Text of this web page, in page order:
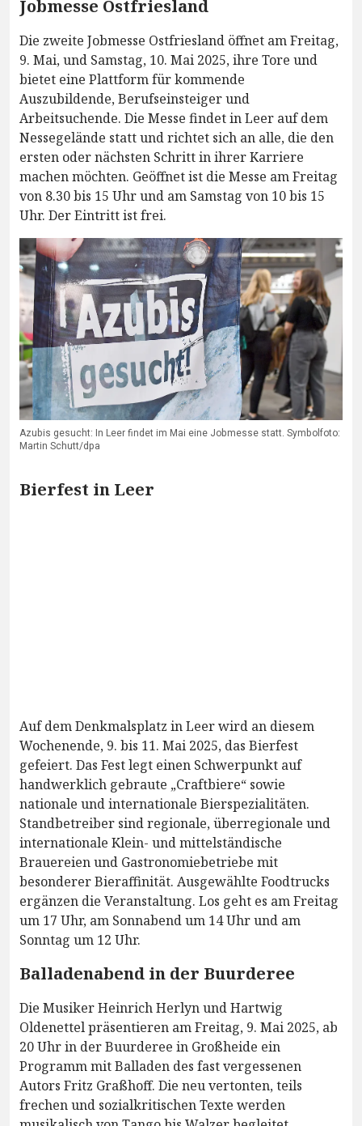
Jobmesse Ostfriesland
Die zweite Jobmesse Ostfriesland öffnet am Freitag,
9. Mai, und Samstag, 10. Mai 2025, ihre Tore und
bietet eine Plattform für kommende
Auszubildende, Berufseinsteiger und
Arbeitsuchende. Die Messe findet in Leer auf dem
Nessegelände statt und richtet sich an alle, die den
ersten oder nächsten Schritt in ihrer Karriere
machen möchten. Geöffnet ist die Messe am Freitag
von 8.30 bis 15 Uhr und am Samstag von 10 bis 15
Uhr. Der Eintritt ist frei.
Azubis gesucht: In Leer findet im Mai eine Jobmesse statt. Symbolfoto:
Martin Schutt/dpa
Bierfest in Leer
Auf dem Denkmalsplatz in Leer wird an diesem
Wochenende, 9. bis 11. Mai 2025, das Bierfest
gefeiert. Das Fest legt einen Schwerpunkt auf
handwerklich gebraute „Craftbiere“ sowie
nationale und internationale Bierspezialitäten.
Standbetreiber sind regionale, überregionale und
internationale Klein- und mittelständische
Brauereien und Gastronomiebetriebe mit
besonderer Bieraffinität. Ausgewählte Foodtrucks
ergänzen die Veranstaltung. Los geht es am Freitag
um 17 Uhr, am Sonnabend um 14 Uhr und am
Sonntag um 12 Uhr.
Balladenabend in der Buurderee
Die Musiker Heinrich Herlyn und Hartwig
Oldenettel präsentieren am Freitag, 9. Mai 2025, ab
20 Uhr in der Buurderee in Großheide ein
Programm mit Balladen des fast vergessenen
Autors Fritz Graßhoff. Die neu vertonten, teils
frechen und sozialkritischen Texte werden